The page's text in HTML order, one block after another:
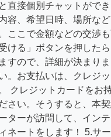
直接個別チャットがで
容、希望日時、場所な
ここで金額などの交渉
ける」ボタンを押した
すので、詳細が決まり
。お支払いは、クレジ
クレジットカードをお
さい。そうすると、本
ターが訪問して、イン
ネートをします！ 5.サ